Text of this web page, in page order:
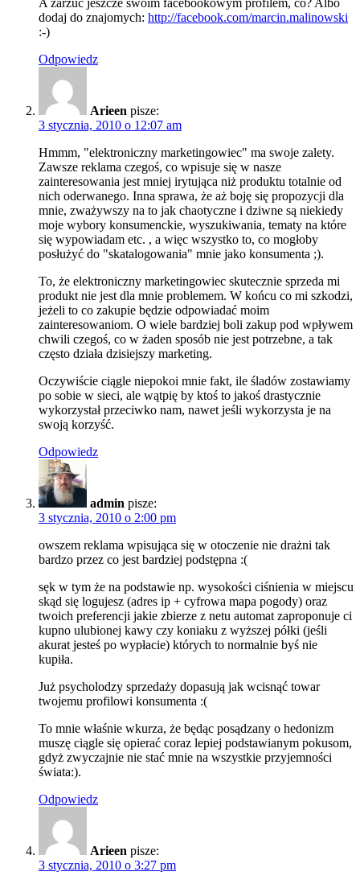
dodaj do znajomych: http://facebook.com/marcin.malinowski
:-)
Odpowiedz
Arieen pisze:
3 stycznia, 2010 o 12:07 am
Hmmm, "elektroniczny marketingowiec" ma swoje zalety.
Zawsze reklama czegoś, co wpisuje się w nasze
zainteresowania jest mniej irytująca niż produktu totalnie od
nich oderwanego. Inna sprawa, że aż boję się propozycji dla
mnie, zważywszy na to jak chaotyczne i dziwne są niekiedy
moje wybory konsumenckie, wyszukiwania, tematy na które
się wypowiadam etc. , a więc wszystko to, co mogłoby
posłużyć do "skatalogowania" mnie jako konsumenta ;).
To, że elektroniczny marketingowiec skutecznie sprzeda mi
produkt nie jest dla mnie problemem. W końcu co mi szkodzi,
jeżeli to co zakupie będzie odpowiadać moim
zainteresowaniom. O wiele bardziej boli zakup pod wpływem
chwili czegoś, co w żaden sposób nie jest potrzebne, a tak
często działa dzisiejszy marketing.
Oczywiście ciągle niepokoi mnie fakt, ile śladów zostawiamy
po sobie w sieci, ale wątpię by ktoś to jakoś drastycznie
wykorzystał przeciwko nam, nawet jeśli wykorzysta je na
swoją korzyść.
Odpowiedz
admin pisze:
3 stycznia, 2010 o 2:00 pm
owszem reklama wpisująca się w otoczenie nie drażni tak
bardzo przez co jest bardziej podstępna :(
sęk w tym że na podstawie np. wysokości ciśnienia w miejscu
skąd się logujesz (adres ip + cyfrowa mapa pogody) oraz
twoich preferencji jakie zbierze z netu automat zaproponuje ci
kupno ulubionej kawy czy koniaku z wyższej półki (jeśli
akurat jesteś po wypłacie) których to normalnie byś nie
kupiła.
Już psycholodzy sprzedaży dopasują jak wcisnąć towar
twojemu profilowi konsumenta :(
To mnie właśnie wkurza, że będąc posądzany o hedonizm
muszę ciągle się opierać coraz lepiej podstawianym pokusom,
gdyż zwyczajnie nie stać mnie na wszystkie przyjemności
świata:).
Odpowiedz
Arieen pisze:
3 stycznia, 2010 o 3:27 pm